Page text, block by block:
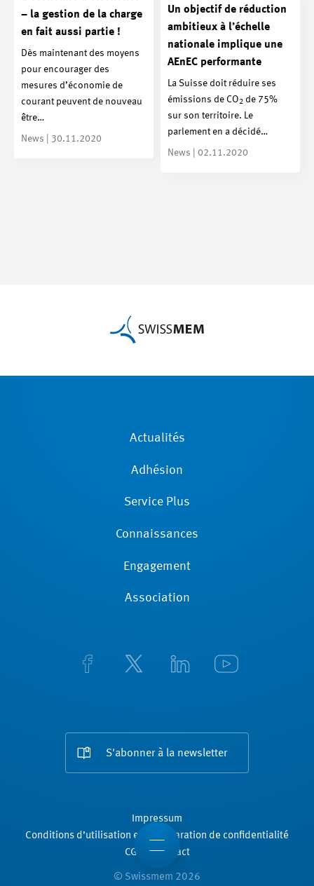
– la gestion de la charge
en fait aussi partie !
Dès maintenant des moyens
pour encourager des
mesures d’économie de
courant peuvent de nouveau
être…
News | 30.11.2020
Un objectif de réduction
ambitieux à l’échelle
nationale implique une
AEnEC performante
La Suisse doit réduire ses
émissions de CO 2 de 75%
sur son territoire. Le
parlement en a décidé…
News | 02.11.2020
Actualités
Adhésion
Service Plus
Connaissances
Engagement
Association
S'abonner à la newsletter
Impressum
Conditions d’utilisation et la déclaration de confidentialité
CGV
Contact
© Swissmem 2026